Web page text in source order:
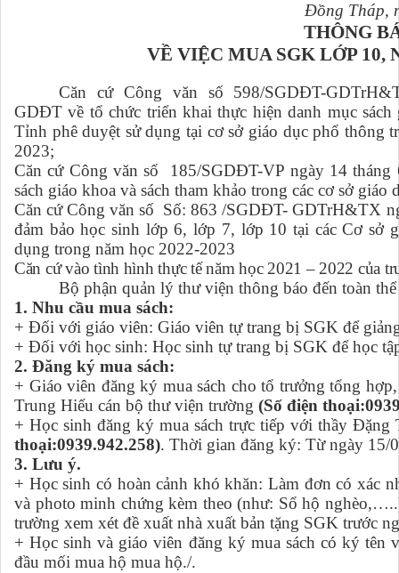
Đồng Tháp,
THÔNG
VỀ VIỆC MUA SGK LỚP 10,
Căn cứ Công văn số 598/SGDĐT-
GDĐT về tổ chức triển khai thực hiện danh mục
Tỉnh phê duyệt sử dụng tại cơ sở giáo dục phổ thông
2023;
Căn cứ Công văn số 185/SGDĐT-VP ngày 14
sách giáo khoa và sách tham khảo trong các cơ sở giáo
Căn cứ Công văn số Số: 863 /SGDĐT- GDTrH&TX
đảm bảo học sinh lớp 6, lớp 7, lớp 10 tại các Cơ sở
dụng trong năm học 2022-2023
Căn cứ vào tình hình thực tế năm học 2021 – 2022 của
Bộ phận quản lý thư viện thông báo đến toàn thể
1. Nhu cầu mua sách:
+ Đối với giáo viên: Giáo viên tự trang bị SGK để
+ Đối với học sinh: Học sinh tự trang bị SGK để học
2. Đăng ký mua sách:
+ Giáo viên đăng ký mua sách cho tổ trưởng tổng
Trung Hiếu cán bộ thư viện trường (Số điện
+ Học sinh đăng ký mua sách trực tiếp với thầy
thoại:0939.942.258). Thời gian đăng ký: Từ ngày 15/
3. Lưu ý.
+ Học sinh có hoàn cảnh khó khăn: Làm đơn có xác
và photo minh chứng kèm theo (như: Sổ hộ
trường xem xét đề xuất nhà xuất bản tặng SGK trước
+ Học sinh và giáo viên đăng ký mua sách có ký tên
đầu mối mua hộ mua hộ./.